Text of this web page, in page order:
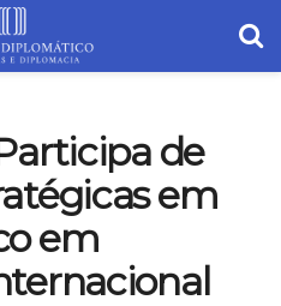
de
em
em